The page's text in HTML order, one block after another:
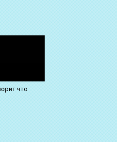
что